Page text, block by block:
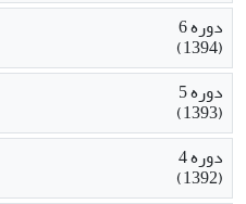
دوره 6
(1394)
دوره 5
(1393)
دوره 4
(1392)